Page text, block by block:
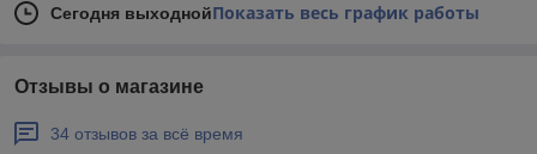
Сегодня выходнойПоказать весь график работы
Отзывы о магазине
34 отзывов за всё время